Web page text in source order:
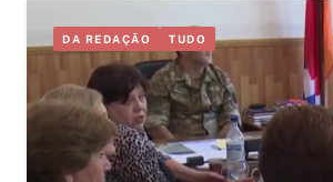
DA REDAÇÃO TUDO